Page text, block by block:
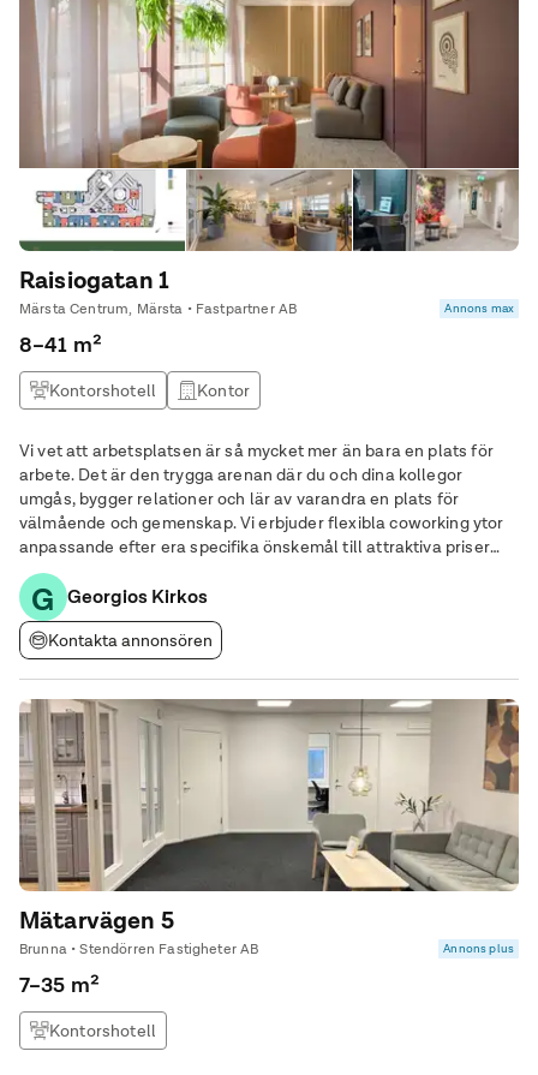
Raisiogatan 1
Märsta Centrum, Märsta • Fastpartner AB Annons max
8–41 m²
Kontorshotell Kontor
Vi vet att arbetsplatsen är så mycket mer än bara en plats för
arbete. Det är den trygga arenan där du och dina kollegor
umgås, bygger relationer och lär av varandra en plats för
välmående och gemenskap. Vi erbjuder flexibla coworking ytor
anpassande efter era specifika önskemål till attraktiva priser
med moderna avtalsvillkor. Tillsammans hittar vi en
skräddarsydd kontoslösning som ger er
G Georgios Kirkos
Kontakta annonsören
Mätarvägen 5
Brunna • Stendörren Fastigheter AB Annons plus
7–35 m²
Kontorshotell